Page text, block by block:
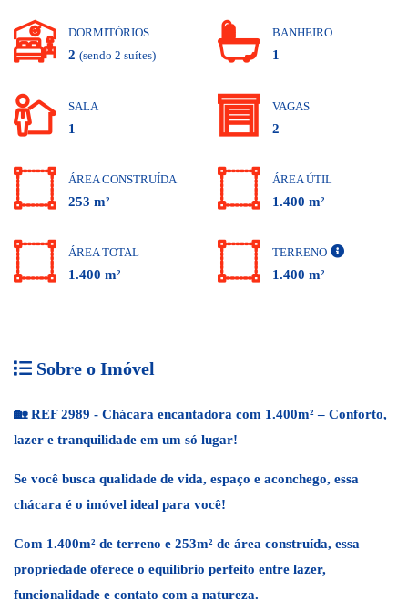
DORMITÓRIOS
2 (sendo 2 suítes)
BANHEIRO
1
SALA
1
VAGAS
2
ÁREA CONSTRUÍDA
253 m²
ÁREA ÚTIL
1.400 m²
ÁREA TOTAL
1.400 m²
TERRENO
1.400 m²
Sobre o Imóvel
🏡REF 2989 - Chácara encantadora com 1.400m² – Conforto,
lazer e tranquilidade em um só lugar!
Se você busca qualidade de vida, espaço e aconchego, essa
chácara é o imóvel ideal para você!
Com 1.400m² de terreno e 253m² de área construída, essa
propriedade oferece o equilíbrio perfeito entre lazer,
funcionalidade e contato com a natureza.